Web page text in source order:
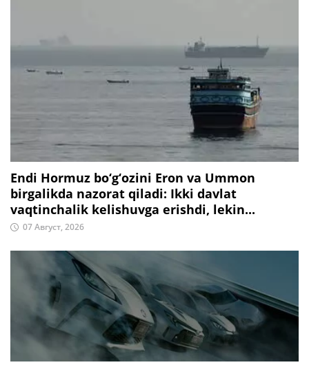
Endi Hormuz bo‘g‘ozini Eron va Ummon
birgalikda nazorat qiladi: Ikki davlat
vaqtinchalik kelishuvga erishdi, lekin...
07 Август, 2026